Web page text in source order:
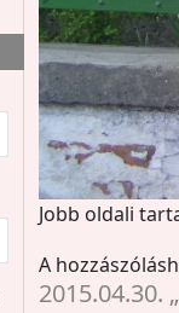
Jobb oldali
A
2015.04.30.